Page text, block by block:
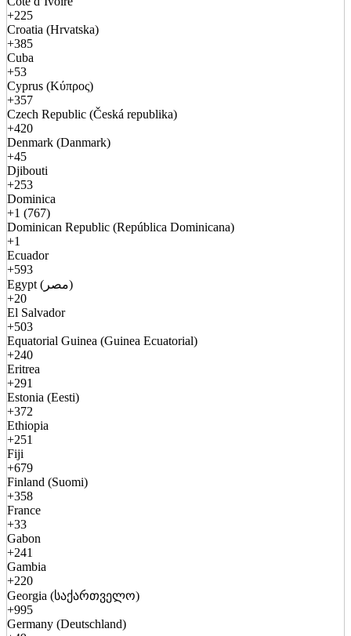
+225
Croatia (Hrvatska)
+385
Cuba
+53
Cyprus (Κύπρος)
+357
Czech Republic (Česká republika)
+420
Denmark (Danmark)
+45
Djibouti
+253
Dominica
+1 (767)
Dominican Republic (República Dominicana)
+1
Ecuador
+593
Egypt (مصر)
+20
El Salvador
+503
Equatorial Guinea (Guinea Ecuatorial)
+240
Eritrea
+291
Estonia (Eesti)
+372
Ethiopia
+251
Fiji
+679
Finland (Suomi)
+358
France
+33
Gabon
+241
Gambia
+220
Georgia (საქართველო)
+995
Germany (Deutschland)